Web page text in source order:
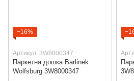
−16%
Артикул: 3W8000347
Паркетна дошка Barlinek
Wolfsburg 3W8000347